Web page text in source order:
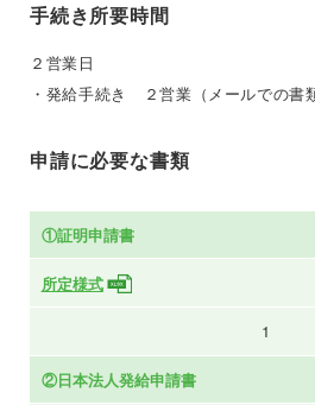
手続き所要時間
２営業日
・発給手続き ２営業（メールでの書
申請に必要な書類
①証明申請書
所定様式
1
②日本法人発給申請書